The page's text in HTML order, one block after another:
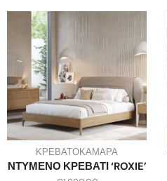
ΚΡΕΒΑΤΟΚΑΜΑΡΑ
ΝΤΥΜΕΝΟ ΚΡΕΒΑΤΙ ‘ROXIE’